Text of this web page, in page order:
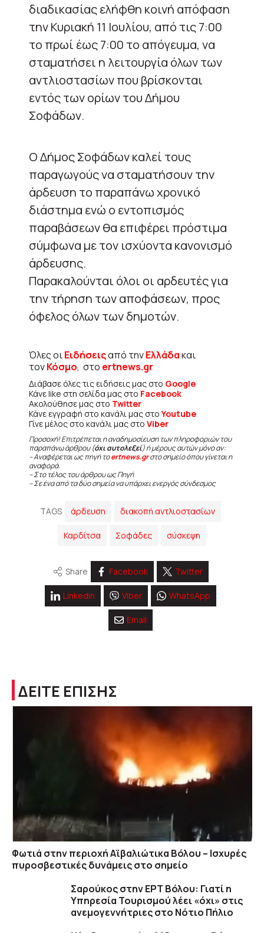
διαδικασίας ελήφθη κοινή απόφαση
την Κυριακή 11 Ιουλίου, από τις 7:00
το πρωί έως 7:00 το απόγευμα, να
σταματήσει η λειτουργία όλων των
αντλιοστασίων που βρίσκονται
εντός των ορίων του Δήμου
Σοφάδων.
Ο Δήμος Σοφάδων καλεί τους
παραγωγούς να σταματήσουν την
άρδευση το παραπάνω χρονικό
διάστημα ενώ ο εντοπισμός
παραβάσεων θα επιφέρει πρόστιμα
σύμφωνα με τον ισχύοντα κανονισμό
άρδευσης.
Παρακαλούνται όλοι οι αρδευτές για
την τήρηση των αποφάσεων, προς
όφελος όλων των δημοτών.
Όλες οιΕιδήσειςαπό τηνΕλλάδακαι
τονΚόσμο, στο ertnews.gr
Διάβασε όλες τις ειδήσεις μας στο Google
Κάνε like στη σελίδα μας στο Facebook
Ακολούθησε μας στο Twitter
Κάνε εγγραφή στο κανάλι μας στοYoutube
Γίνε μέλος στο κανάλι μας στο Viber
Προσοχή! Επιτρέπεται η αναδημοσίευση των πληροφοριών του
παραπάνω άρθρου (όχι αυτολεξεί) ή μέρους αυτών μόνο αν:
– Αναφέρεται ως πηγή τοertnews.grστο σημείο όπου γίνεται η
αναφορά.
– Στο τέλος του άρθρου ως Πηγή
– Σε ένα από τα δύο σημεία να υπάρχει ενεργός σύνδεσμος
TAGS άρδευση διακοπή αντλιοστασίων
Καρδίτσα Σοφάδες σύσκεψη
Share Facebook Twitter
Linkedin Viber WhatsApp
Email
ΔΕΙΤΕ ΕΠΙΣΗΣ
Φωτιά στην περιοχή Αϊβαλιώτικα Βόλου – Ισχυρές
πυροσβεστικές δυνάμεις στο σημείο
Σαρούκος στην ΕΡΤ Βόλου: Γιατί η
Υπηρεσία Τουρισμού λέει «όχι» στις
ανεμογεννήτριες στο Νότιο Πήλιο